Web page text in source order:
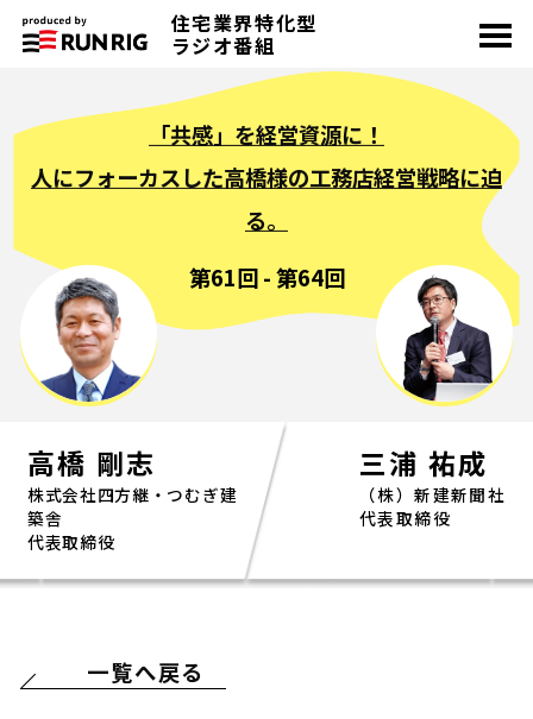
住宅業界特化型
ラジオ番組
「共感」を経営資源に！
人にフォーカスした高橋様の工務店経営戦略に迫
る。
第61回 - 第64回
高橋 剛志
株式会社四方継・つむぎ建
築舎
代表取締役
三浦 祐成
（株）新建新聞社
代表取締役
一覧へ戻る